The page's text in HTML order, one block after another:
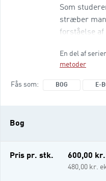
Som
stræber
forståelse
metodisk
bevidsthed
En del af
metoder
Fås som BOG E-
Bog
e-bog
Pris pr. stk. 600,00 kr.
480,00 kr.